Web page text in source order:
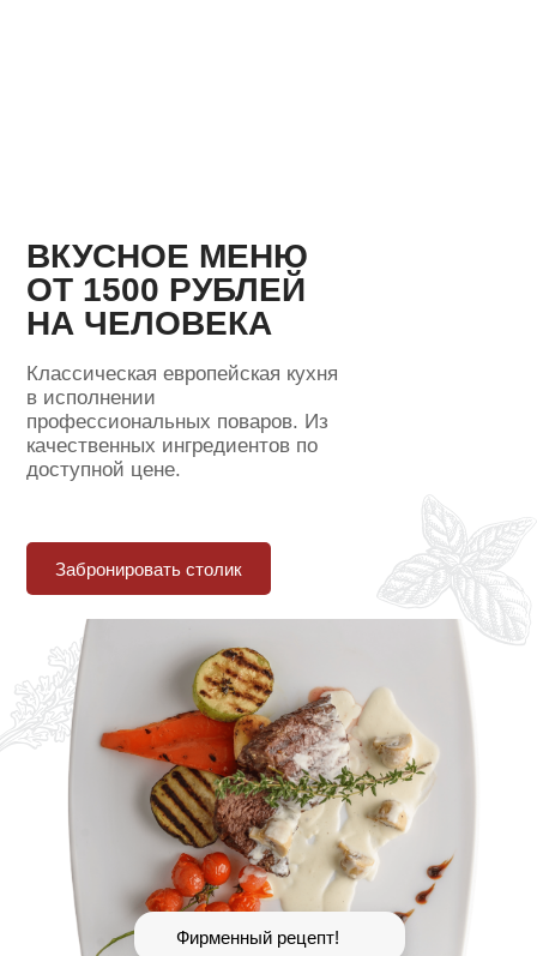
ВКУСНОЕ МЕНЮ
ОТ 1500 РУБЛЕЙ
НА ЧЕЛОВЕКА
Классическая европейская кухня
в исполнении
профессиональных поваров. Из
качественных ингредиентов по
доступной цене.
Забронировать столик
Фирменный рецепт!